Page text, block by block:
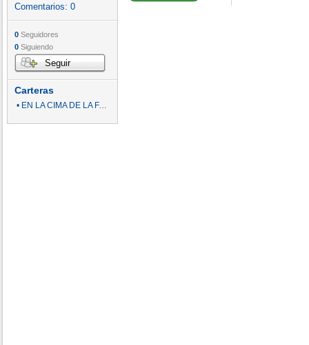
Comentarios: 0
0 Seguidores
0 Siguiendo
Seguir
Carteras
• EN LA CIMA DE LA FAMA